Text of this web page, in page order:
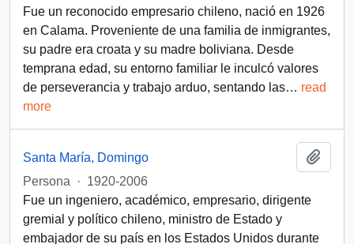
Fue un reconocido empresario chileno, nació en 1926
en Calama. Proveniente de una familia de inmigrantes,
su padre era croata y su madre boliviana. Desde
temprana edad, su entorno familiar le inculcó valores
de perseverancia y trabajo arduo, sentando las… read
more
Santa María, Domingo
Persona
· 1920-2006
Fue un ingeniero, académico, empresario, dirigente
gremial y político chileno, ministro de Estado y
embajador de su país en los Estados Unidos durante